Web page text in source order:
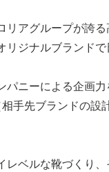
リアグループが誇
リジナルブランド
パニーによる企画
手先ブランドの設
レベルな靴づくり